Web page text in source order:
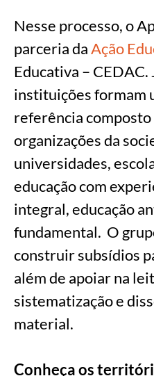
Nesse processo, o
parceria daAção
Educativa – CEDAC.
instituições formam
referência
organizações da
universidades,
educação com
integral, educação
fundamental. O
construir subsídios
além de apoiar na
sistematização e
material.
Conheça os